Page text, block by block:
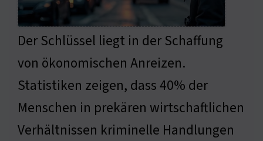
Der Schlüssel liegt in der Schaffung
von ökonomischen Anreizen.
Statistiken zeigen, dass 40% der
Menschen in prekären wirtschaftlichen
Verhältnissen kriminelle Handlungen